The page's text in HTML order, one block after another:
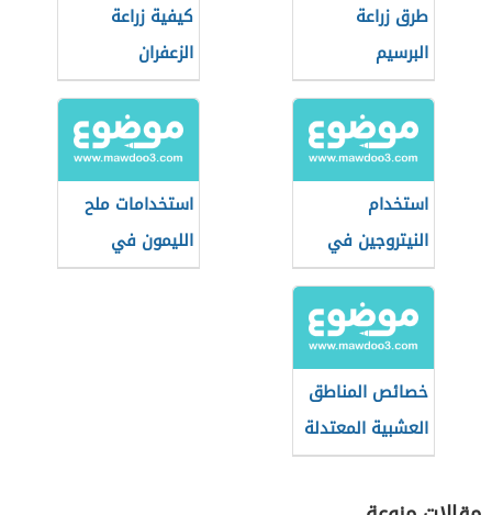
طرق زراعة
البرسيم
كيفية زراعة
الزعفران
استخدام
النيتروجين في
الزراعة
استخدامات ملح
الليمون في
الزراعة
خصائص المناطق
العشبية المعتدلة